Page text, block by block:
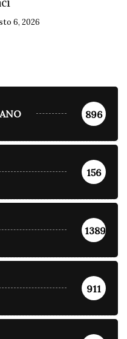
6, 2026
896
156
1389
911